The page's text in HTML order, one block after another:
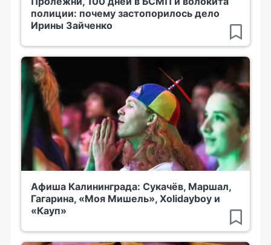
полиции: почему застопорилось дело
Ирины Зайченко
Афиша Калининграда: Сукачёв, Маршал,
Гагарина, «Моя Мишель», Xolidayboy и
«Кауп»